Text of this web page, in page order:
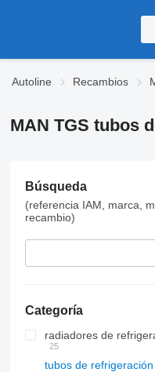
Autoline Recambios
MAN TGS tubos
Búsqueda
(referencia IAM, marca,
recambio)
Categoría
radiadores de
tubos de refrigeración